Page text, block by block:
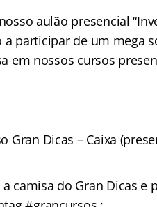
aulão presencial
a participar de um mega
em nossos cursos
Gran Dicas – Caixa
camisa do Gran Dicas e